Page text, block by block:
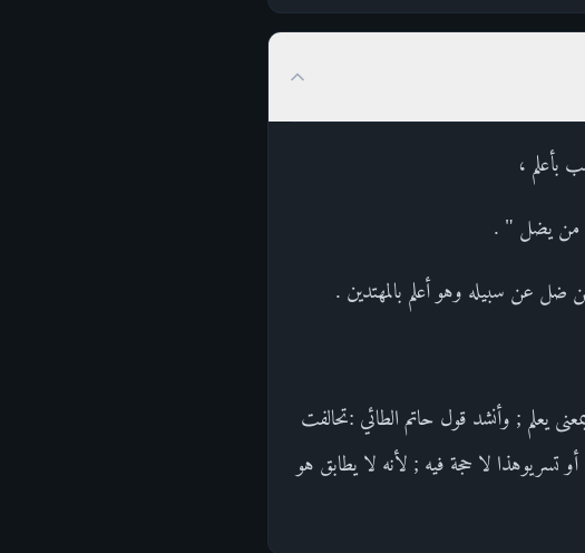
بأعلم ،
من يضل " .
ضل عن سبيله وهو أعلم بالمهتدين .
يعلم ; وأنشد قول حاتم الطائي :تحالفت
أو تسريوهذا لا حجة فيه ; لأنه لا يطابق هو